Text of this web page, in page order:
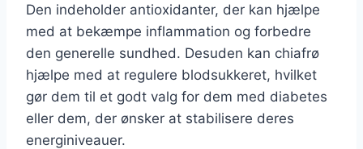
Den indeholder antioxidanter, der kan hjælpe
med at bekæmpe inflammation og forbedre
den generelle sundhed. Desuden kan chiafrø
hjælpe med at regulere blodsukkeret, hvilket
gør dem til et godt valg for dem med diabetes
eller dem, der ønsker at stabilisere deres
energiniveauer.